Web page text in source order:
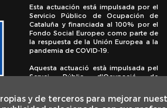
y de terceros para mejorar
Esta actuación está impulsada por el
Servicio Público de Ocupación de
Cataluña y financiada al 100% por el
Fondo Social Europeo como parte de
la respuesta de la Unión Europea a la
pandemia de COVID-19.
Aquesta actuació està impulsada pel
Servei Públic d'Ocupació de
Fons Social Europeu com a part de la
resposta de la Unió Europea a la